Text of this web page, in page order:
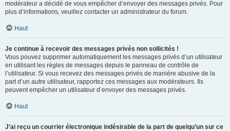
modérateur a décidé de vous empêcher d’envoyer des messages privés. Pour
plus d’informations, veuillez contacter un administrateur du forum.
Haut
Je continue à recevoir des messages privés non sollicités !
Vous pouvez supprimer automatiquement les messages privés d’un utilisateur
en utilisant les règles de messages depuis le panneau de contrôle de
l’utilisateur. Si vous recevez des messages privés de manière abusive de la
part d’un autre utilisateur, rapportez ces messages aux modérateurs. Ils
peuvent empêcher un utilisateur d’envoyer des messages privés.
Haut
J’ai reçu un courrier électronique indésirable de la part de quelqu’un sur ce